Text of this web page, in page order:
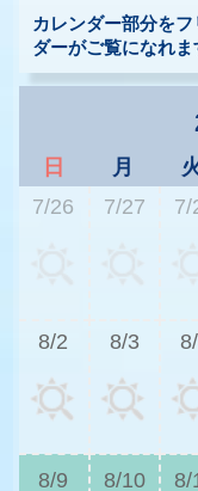
カレンダー部分を
ダーがご覧になれま
日 月
7/26
7/27 7/
8/2 8/3
8/9 8/10 8/